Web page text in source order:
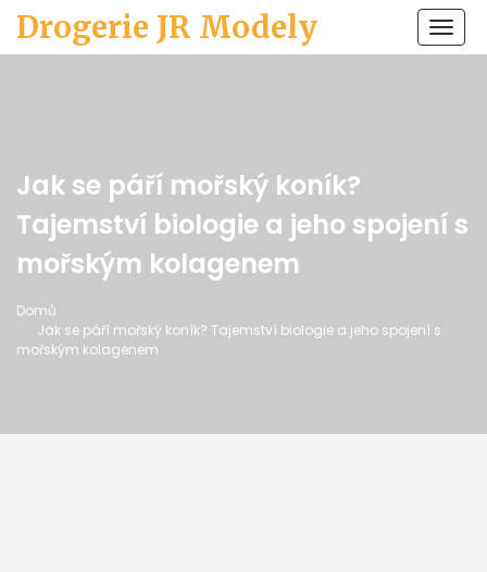
Drogerie JR Modely
Jak se páří mořský koník?
Tajemství biologie a jeho spojení s
mořským kolagenem
Domů
Jak se páří mořský koník? Tajemství biologie a jeho spojení s
mořským kolagenem